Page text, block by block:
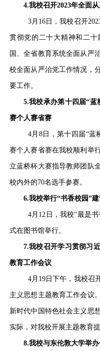
4.我校召开2023年全面
3月16日，我校召开
贯彻党的二十大精神和二十
国、全省教育系统全面从严
校全面从严治党工作情况，
要工作。
5.我校承办第十四届“蓝
赛个人赛省赛
4月8日，第十四届“蓝
赛个人赛省赛在我校顺利举
立蓝桥杯大赛指导教师团队
校内外的70名选手参赛。
6.我校举行“书香校园”
4月12日，我校“最是
式在图书馆举行。
7.我校召开学习贯彻习
教育工作会议
4月19日下午，我校召
主义思想主题教育工作会议
新时代中国特色社会主义思
实际，对我校开展主题教育提
8.我校与东伦敦大学举